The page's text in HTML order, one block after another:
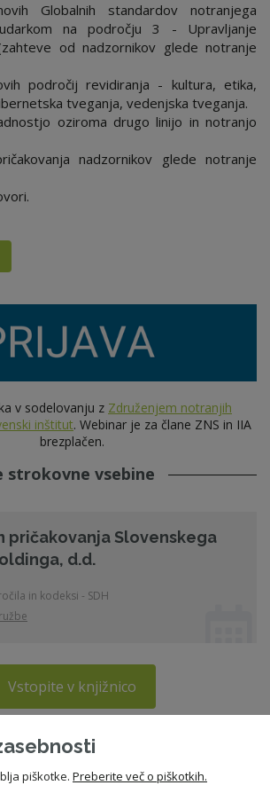
Globalnih standardov notranjega
na področju 3 - Upravljanje
od nadzornikov glede notranje
področij revidiranja - kultura, etika,
tveganja, vedenjska tveganja.
oziroma drugo linijo in notranjo
nadzornikov glede notranje
v sodelovanju z Združenjem notranjih
inštitut. Webinar je za člane ZNS in IIA
brezplačen.
strokovne vsebine
pričakovanja Slovenskega
d.d.
in kodeksi - SDH
Vstopite v knjižnico
piškotke. Preberite več o piškotkih.